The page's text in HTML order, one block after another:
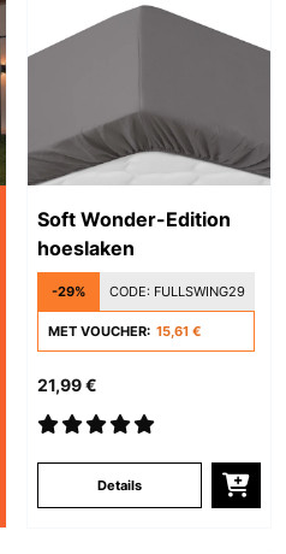
Soft Wonder-Edition
hoeslaken
-29% CODE: FULLSWING29
MET VOUCHER: 15,61 €
21,99 €
Details